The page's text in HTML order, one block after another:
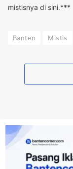
mistisnya di sini.***
Banten Mistis